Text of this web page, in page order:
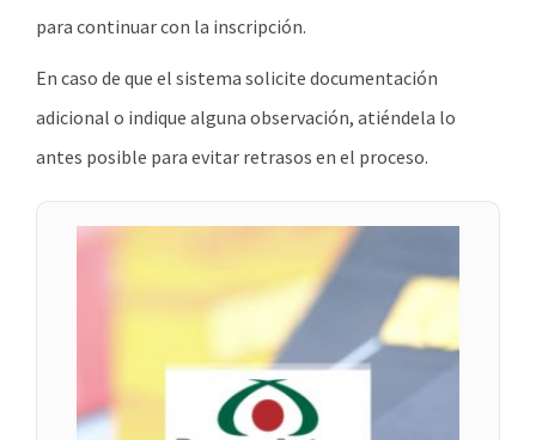
para continuar con la inscripción.
En caso de que el sistema solicite documentación
adicional o indique alguna observación, atiéndela lo
antes posible para evitar retrasos en el proceso.